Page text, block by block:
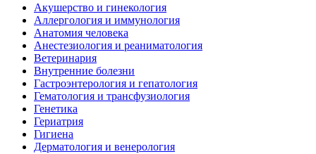
Акушерство и гинекология
Аллергология и иммунология
Анатомия человека
Анестезиология и реаниматология
Ветеринария
Внутренние болезни
Гастроэнтерология и гепатология
Гематология и трансфузиология
Генетика
Гериатрия
Гигиена
Дерматология и венерология